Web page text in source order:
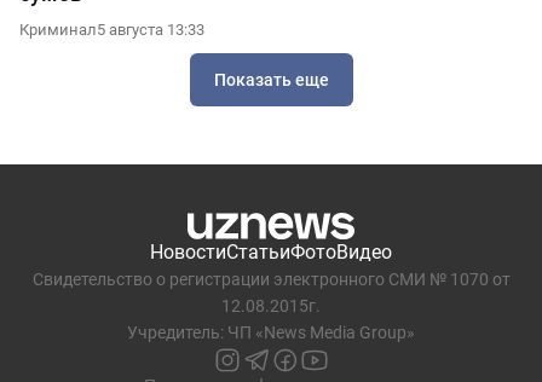
Криминал5 августа 13:33
Показать еще
НовостиСтатьиФотоВидео
Свидетельство о регистрации электронного СМИ № 1070 от
12.08.2015г.
Учредитель: ЧП «News Media Group»